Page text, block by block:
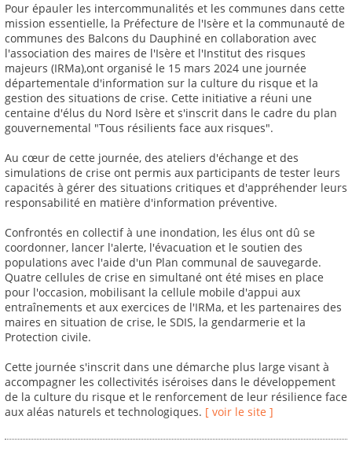
Pour épauler les intercommunalités et les communes dans cette
mission essentielle, la Préfecture de l'Isère et la communauté de
communes des Balcons du Dauphiné en collaboration avec
l'association des maires de l'Isère et l'Institut des risques
majeurs (IRMa),ont organisé le 15 mars 2024 une journée
départementale d'information sur la culture du risque et la
gestion des situations de crise. Cette initiative a réuni une
centaine d'élus du Nord Isère et s'inscrit dans le cadre du plan
gouvernemental "Tous résilients face aux risques".
Au cœur de cette journée, des ateliers d'échange et des
simulations de crise ont permis aux participants de tester leurs
capacités à gérer des situations critiques et d'appréhender leurs
responsabilité en matière d'information préventive.
Confrontés en collectif à une inondation, les élus ont dû se
coordonner, lancer l'alerte, l'évacuation et le soutien des
populations avec l'aide d'un Plan communal de sauvegarde.
Quatre cellules de crise en simultané ont été mises en place
pour l'occasion, mobilisant la cellule mobile d'appui aux
entraînements et aux exercices de l'IRMa, et les partenaires des
maires en situation de crise, le SDIS, la gendarmerie et la
Protection civile.
Cette journée s'inscrit dans une démarche plus large visant à
accompagner les collectivités iséroises dans le développement
de la culture du risque et le renforcement de leur résilience face
aux aléas naturels et technologiques. [ voir le site ]